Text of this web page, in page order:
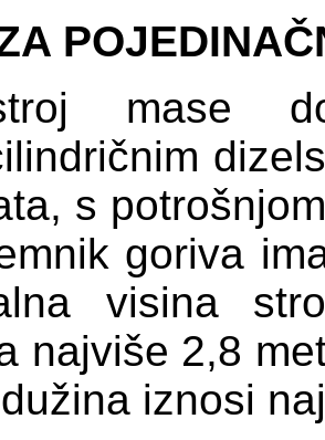
mase
s
goriva
visina
najviše 2,8
iznosi